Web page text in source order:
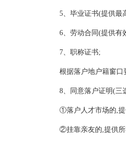
5、毕业证书(提供最
6、劳动合同(提供有
7、职称证书;
根据落户地户籍窗口
8、同意落户证明(三
①落户人才市场的,提
②挂靠亲友的,提供所